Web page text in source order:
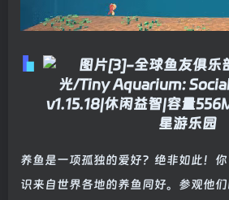
养鱼是一项孤独的爱好？绝非如此！
识来自世界各地的养鱼同好。参观他